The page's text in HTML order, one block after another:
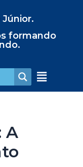
formando
A